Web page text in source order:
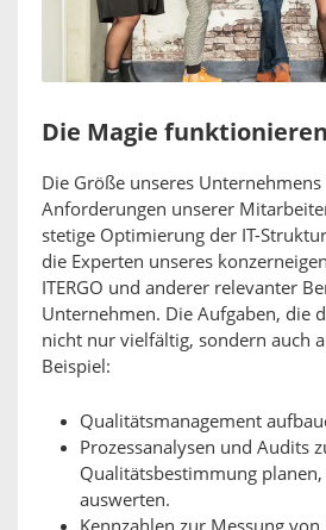
Die Magie
Die Größe unseres
Anforderungen unserer
stetige Optimierung der IT-
die Experten unseres
ITERGO und anderer relevanter
Unternehmen. Die Aufgaben, die
nicht nur vielfältig, sondern auch
Beispiel:
Qualitätsmanagement
Prozessanalysen und Audits
Qualitätsbestimmung
auswerten.